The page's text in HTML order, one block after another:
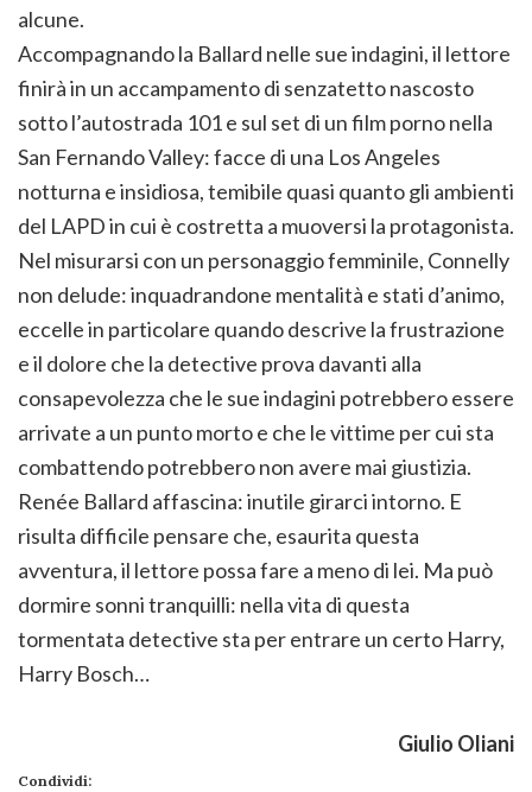
alcune.
Accompagnando la Ballard nelle sue indagini, il lettore
finirà in un accampamento di senzatetto nascosto
sotto l’autostrada 101 e sul set di un film porno nella
San Fernando Valley: facce di una Los Angeles
notturna e insidiosa, temibile quasi quanto gli ambienti
del LAPD in cui è costretta a muoversi la protagonista.
Nel misurarsi con un personaggio femminile, Connelly
non delude: inquadrandone mentalità e stati d’animo,
eccelle in particolare quando descrive la frustrazione
e il dolore che la detective prova davanti alla
consapevolezza che le sue indagini potrebbero essere
arrivate a un punto morto e che le vittime per cui sta
combattendo potrebbero non avere mai giustizia.
Renée Ballard affascina: inutile girarci intorno. E
risulta difficile pensare che, esaurita questa
avventura, il lettore possa fare a meno di lei. Ma può
dormire sonni tranquilli: nella vita di questa
tormentata detective sta per entrare un certo Harry,
Harry Bosch…
Giulio Oliani
Condividi: